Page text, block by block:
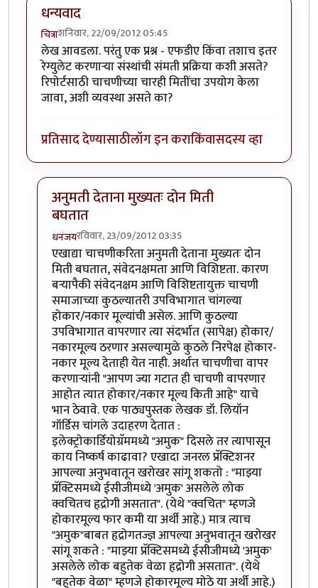
धन्यवाद
चित्राशनिवार, 22/09/2012 05:45
लेख आवडला. परंतु एक प्रश्न - एफडीए किंवा तशाच इतर
रेग्युलेट करणार्‍या संस्थांची संमती प्रक्रिया कशी असते?
रिपोर्टसाठी चाचणीच्या चारही मितींचा उपयोग केला
जावा, अशी व्यवस्था असते का?
प्रतिसाद देण्यासाठीलॉग इन कराकिंवासदस्य व्हा
अनुमती देताना मुख्यतः दोन मिती
बघतात
धनंजयरविवार, 23/09/2012 03:35
In reply toधन्यवादbyचित्रा
एखाद्या चाचणीकरिता अनुमती देताना मुख्यतः दोन
मिती बघतात, संवेदनक्षमता आणि विशिष्टता. कारण
बर्‍यापैकी संवेदनक्षम आणि विशिष्टतायुक्त चाचणी
समाजाच्या कुठल्यातरी उपविभागात चांगल्या
होकार/नकार मूल्यांची असेल. आणि कुठल्या
उपविभागात वापरणार त्या संदर्भात (सापेक्ष) होकार/
नकारमूल्य ठरणार असल्यामुळे कुठले निरपेक्ष होकार-
नकार मूल्य देताही येत नाही. अर्थात चाचणीचा वापर
करणार्‍यांनी "आपण ज्या गटात ही चाचणी वापरणार
आहोत त्यात होकार/नकार मूल्य किती आहे" याचे
भान ठेवावे. एक पाठ्यपुस्तक लेखक डॉ. लियॉन
गॉर्डिस चांगले उदाहरण देतात :
इलेक्ट्रोकार्डियोग्रॅममध्ये "अमुक" दिसले तर त्यापासून
काय निष्कर्ष काढावा? एखादा जनरल प्रॅक्टिशनर
आपल्या अनुभवातून खरोखर सांगू शकतो : "माझ्या
प्रॅक्टिसमध्ये ईसीजीमध्ये 'अमुक' असलेले लोक
क्वचितच हृद्रोगी असतात". (येथे "क्वचित" म्हणजे
होकारमूल्य फार कमी या अर्थी आहे.) मात्र त्याच
"अमुक"बाबत हृद्रोगतज्ज्ञ आपल्या अनुभवातून खरोखर
सांगू शकते : "माझ्या प्रॅक्टिसमध्ये ईसीजीमध्ये 'अमुक'
असलेले लोक बहुतेक वेळा हृद्रोगी असतात". (येथे
"बहुतेक वेळा" म्हणजे होकारमूल्य मोठे या अर्थी आहे.)